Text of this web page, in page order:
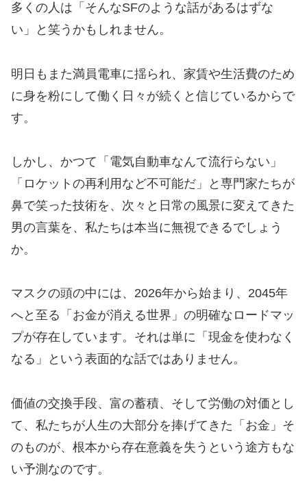
多くの人は「そんなSFのような話があるはずな
い」と笑うかもしれません。
明日もまた満員電車に揺られ、家賃や生活費のため
に身を粉にして働く日々が続くと信じているからで
す。
しかし、かつて「電気自動車なんて流行らない」
「ロケットの再利用など不可能だ」と専門家たちが
鼻で笑った技術を、次々と日常の風景に変えてきた
男の言葉を、私たちは本当に無視できるでしょう
か。
マスクの頭の中には、2026年から始まり、2045年
へと至る「お金が消える世界」の明確なロードマッ
プが存在しています。それは単に「現金を使わなく
なる」という表面的な話ではありません。
価値の交換手段、富の蓄積、そして労働の対価とし
て、私たちが人生の大部分を捧げてきた「お金」そ
のものが、根本から存在意義を失うという途方もな
い予測なのです。